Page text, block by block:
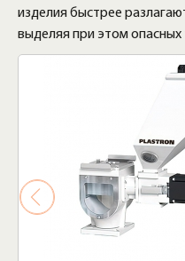
изделия быстрее
выделяя при этом опасных